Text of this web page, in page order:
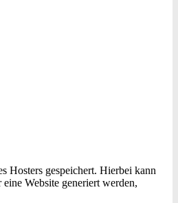
Hosters gespeichert. Hierbei kann
Website generiert werden,